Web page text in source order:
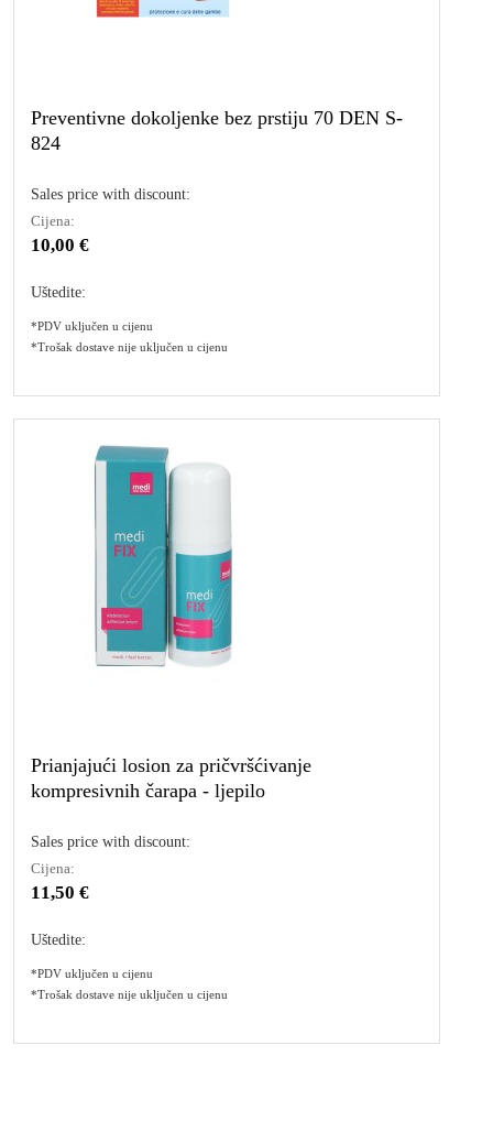
Preventivne dokoljenke bez prstiju 70 DEN S-
824
Sales price with discount:
Cijena:
10,00 €
Uštedite:
*PDV uključen u cijenu
*Trošak dostave nije uključen u cijenu
Prianjajući losion za pričvršćivanje
kompresivnih čarapa - ljepilo
Sales price with discount:
Cijena:
11,50 €
Uštedite:
*PDV uključen u cijenu
*Trošak dostave nije uključen u cijenu